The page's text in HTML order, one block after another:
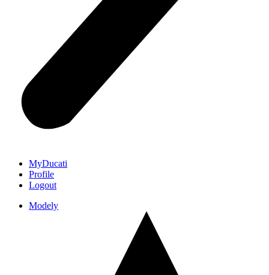
MyDucati
Profile
Logout
Modely